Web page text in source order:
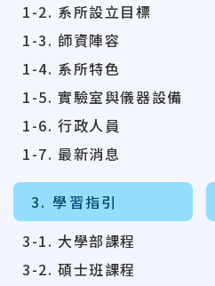
1-2. 系所設立目標
1-3. 師資陣容
1-4. 系所特色
1-5. 實驗室與儀器設備
1-6. 行政人員
1-7. 最新消息
3. 學習指引
3-1. 大學部課程
3-2. 碩士班課程